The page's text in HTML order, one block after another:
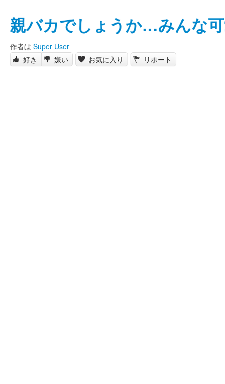
親バカでしょうか…みんな
作者は Super User
好き
嫌い お気に入り リポート